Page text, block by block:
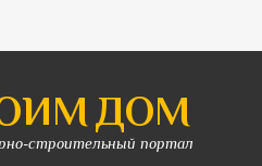
ДОМ
строительный портал